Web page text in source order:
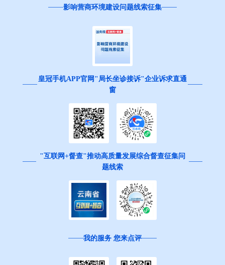
影响营商环境建设问题线索征集
皇冠手机APP官网"局长坐诊接诉"企业诉求直通
窗
"互联网+督查"推动高质量发展综合督查征集问
题线索
我的服务 您来点评